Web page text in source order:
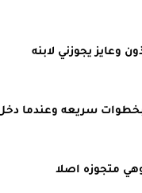
وعايز يجوزني لابنه
سريعه وعندما
متجوزه اصلا